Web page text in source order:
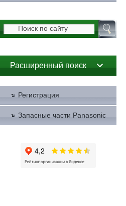
Расширенный поиск
Регистрация
Запасные части Panasonic